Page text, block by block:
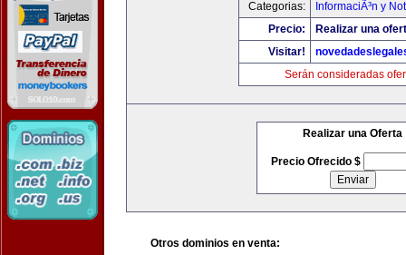
Categorias:
InformaciÃ³n y
Precio:
Realizar una
Visitar!
Serán consideradas
Realizar una Oferta
Precio Ofrecido $
Otros dominios en venta: